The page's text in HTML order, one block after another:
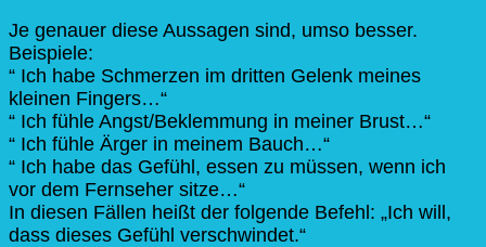
Je genauer diese Aussagen sind, umso besser.
Beispiele:
“ Ich habe Schmerzen im dritten Gelenk meines
kleinen Fingers…“
“ Ich fühle Angst/Beklemmung in meiner Brust…“
“ Ich fühle Ärger in meinem Bauch…“
“ Ich habe das Gefühl, essen zu müssen, wenn ich
vor dem Fernseher sitze…“
In diesen Fällen heißt der folgende Befehl: „Ich will,
dass dieses Gefühl verschwindet.“